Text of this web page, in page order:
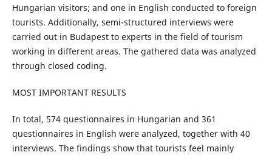
Hungarian visitors; and one in English conducted to foreign
tourists. Additionally, semi-structured interviews were
carried out in Budapest to experts in the field of tourism
working in different areas. The gathered data was analyzed
through closed coding.
MOST IMPORTANT RESULTS
In total, 574 questionnaires in Hungarian and 361
questionnaires in English were analyzed, together with 40
interviews. The findings show that tourists feel mainly